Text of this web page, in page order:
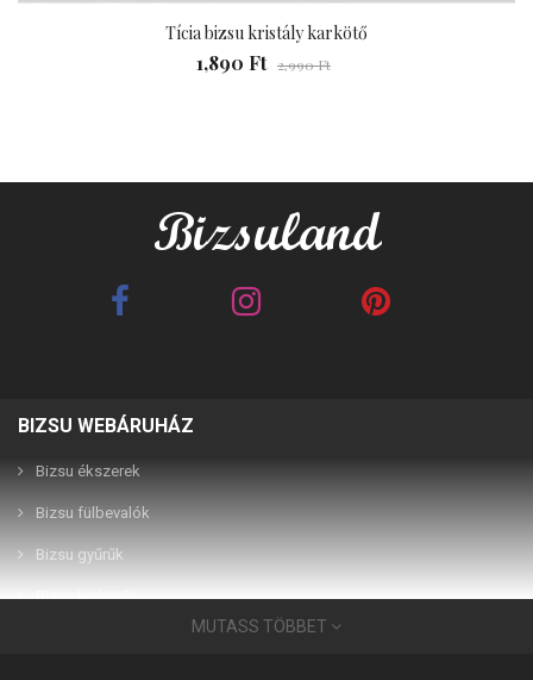
Tícia bizsu kristály karkötő
1,890 Ft 2,990 Ft
Best Friends barna 2in1
2,990 Ft
BIZSU WEBÁRUHÁZ
Bizsu ékszerek
Bizsu fülbevalók
Bizsu gyűrűk
Bizsu karkötők
MUTASS TÖBBET